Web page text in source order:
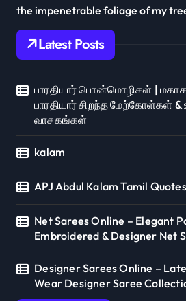
the impenetrable foliage of my
Latest Posts
பாரதியார் பொன்மொழிகள் |
பாரதியார் சிறந்த மேற்கோள்கள்
வாசகங்கள்
kalam
APJ Abdul Kalam Tamil Quotes
Net Sarees Online – Elegant
Embroidered & Designer Net
Designer Sarees Online –
Wear Designer Saree